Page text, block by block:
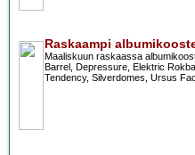
Raskaampi
Maaliskuun raskaassa
Barrel, Depressure, Elektric
Tendency, Silverdomes, Ursus